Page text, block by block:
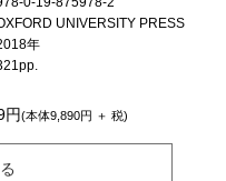
UNIVERSITY PRESS
年
円(本体9,890円 ＋ 税)